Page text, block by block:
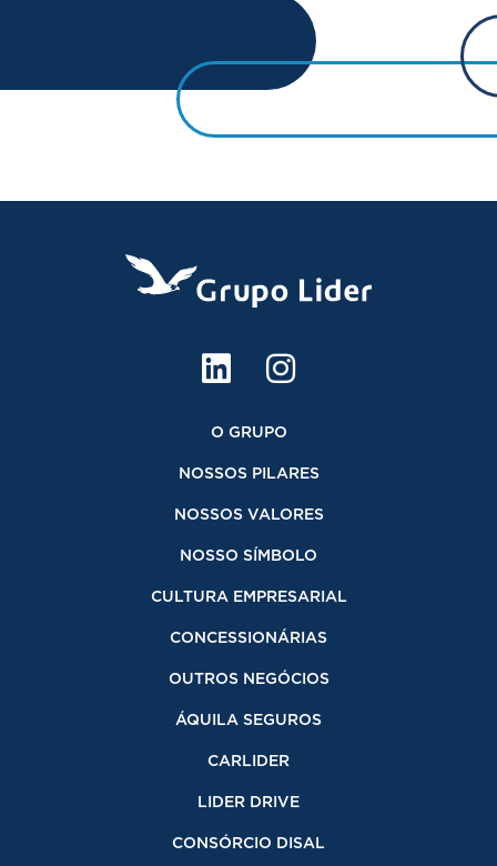
O GRUPO
NOSSOS PILARES
NOSSOS VALORES
NOSSO SÍMBOLO
CULTURA EMPRESARIAL
CONCESSIONÁRIAS
OUTROS NEGÓCIOS
ÁQUILA SEGUROS
CARLIDER
LIDER DRIVE
CONSÓRCIO DISAL